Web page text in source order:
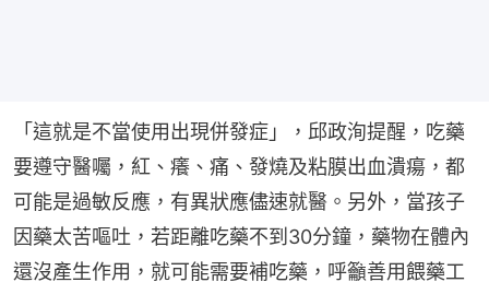
「這就是不當使用出現併發症」，邱政洵提醒，吃藥
要遵守醫囑，紅、癢、痛、發燒及粘膜出血潰瘍，都
可能是過敏反應，有異狀應儘速就醫。另外，當孩子
因藥太苦嘔吐，若距離吃藥不到30分鐘，藥物在體內
還沒產生作用，就可能需要補吃藥，呼籲善用餵藥工